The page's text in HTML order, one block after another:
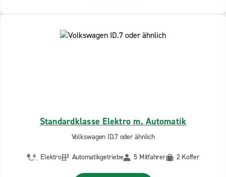
Standardklasse Elektro m. Automatik
Volkswagen ID.7 oder ähnlich
Elektro Automatikgetriebe 5 Mitfahrer 2 Koffer